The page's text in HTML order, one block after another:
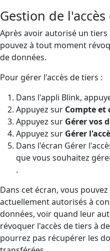
Gestion de
Après avoir autorisé un
pouvez à tout moment
de données.
Pour gérer l'accès de tiers :
Dans l'appli Blink,
Appuyez sur Compte
Appuyez sur Gérer vos
Appuyez sur Gérer
Dans l'écran Gérer
que vous souhaitez
.
Dans cet écran, vous
actuellement autorisés à
données, voir quand leur
révoquer l'accès de tiers à
pourrez pas récupérer les